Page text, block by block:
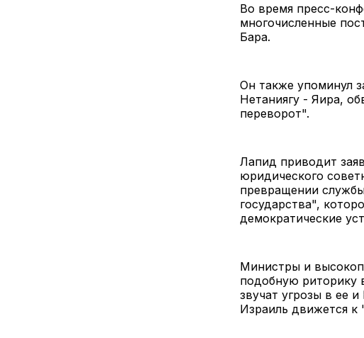
Во время пресс-
многочисленные
Бара.
Он также упоминул
Нетаниягу - Яира,
переворот".
Лапид приводит
юридического
превращении
государства",
демократические
Министры и
подобную риторику
звучат угрозы в ее
Израиль движется